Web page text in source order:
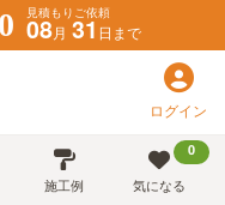
見積もりご依頼
08月 31日まで
ログイン
施工例
0
気になる